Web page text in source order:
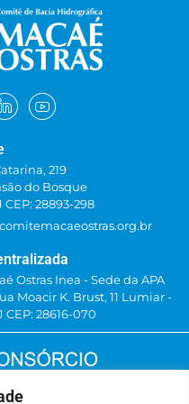
por encerrado
ponto de
Projeto de P
de
valor
da EDF
a Sra. Maria
que o
entre
Fluminense,
e
Hidráulicas
a
iniciou a
219
do Bosque
CEP: 28893-298
Ostras Inea - Sede da APA
Moacir K. Brust, 11 Lumiar -
28616-070